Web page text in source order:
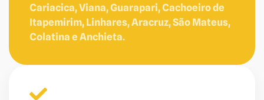
Cariacica, Viana, Guarapari, Cachoeiro de
Itapemirim, Linhares, Aracruz, São Mateus,
Colatina e Anchieta.